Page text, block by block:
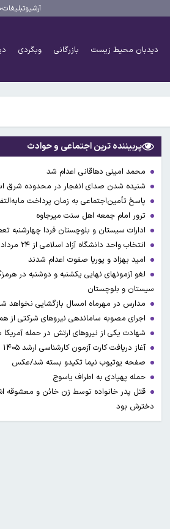
آرشیوتبلیغات
دیدبان محیط زیست بازرگانی وبگردی
پربیننده ترین اجتماعی و حوادث
محمد امینی دهاقانی اعدام شد
شنیده شدن صدای انفجار در محدوده شرق
پاسخ تأمین‌اجتماعی به زمان پرداخت
ترور امام جمعه اهل سنت میرجاوه
ادارات سیستان و بلوچستان فردا چهارشنبه
انتخاب واحد دانشگاه آزاد اسلامی از ۲۴ مرداد آغاز می شود
امید بهزاد و پوریا صفوت اعدام شدند
لغو آزمونهای نهایی یکشنبه و دوشنبه در
سیستان و بلوچستان
مدارس در مهرماه امسال بازگشایی نخواهد
اجرای مصوبه ساماندهی نیرو‌های شرکتی از
شهادت یکی از نیروهای ارتش در حمله
آغاز دریافت کارت آزمون کارشناسی ارشد ۱۴۰۵
صفحه یوتیوب نیما تکیدو بسته شد/عکس
حمله پهپادی به اطراف یاسوج
دخترش بود